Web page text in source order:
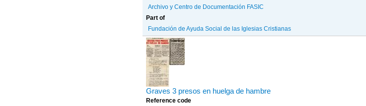
Archivo y Centro de Documentación FASIC
Part of
Fundación de Ayuda Social de las Iglesias Cristianas
Graves 3 presos en huelga de hambre
Reference code